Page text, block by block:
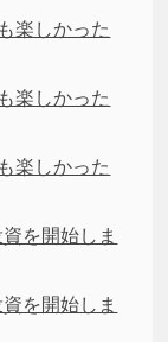
楽しかった
楽しかった
楽しかった
を開始しま
を開始しま